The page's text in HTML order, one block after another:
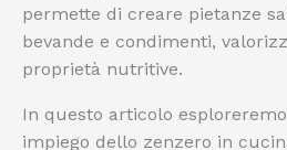
permette di creare pietanze
bevande e condimenti,
proprietà nutritive.
In questo articolo
impiego dello zenzero in